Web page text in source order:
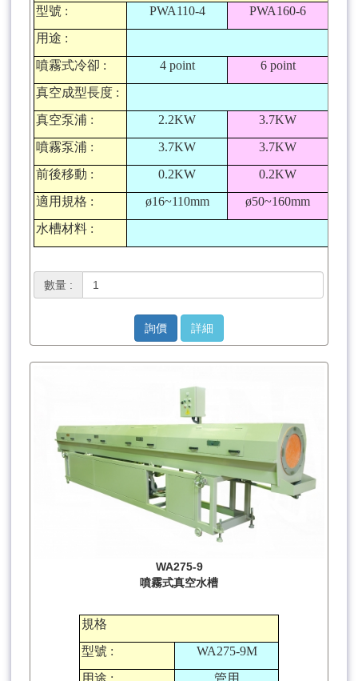
型號 : PWA110-4 PWA160-6
用途 :
噴霧式冷卻 : 4 point
6 point
真空成型長度 :
真空泵浦 : 2.2KW
3.7KW
噴霧泵浦 : 3.7KW
3.7KW
前後移動 : 0.2KW
0.2KW
適用規格 : ø16~110mm ø50~160mm
水槽材料 :
數量 :
詢價 詳細
WA275-9
噴霧式真空水槽
規格
型號 :
WA275-9M